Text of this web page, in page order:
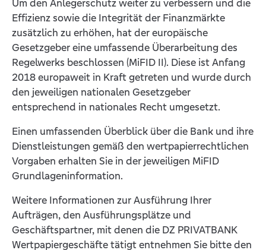
Um den Anlegerschutz weiter zu verbessern und die
Effizienz sowie die Integrität der Finanzmärkte
zusätzlich zu erhöhen, hat der europäische
Gesetzgeber eine umfassende Überarbeitung des
Regelwerks beschlossen (MiFID II). Diese ist Anfang
2018 europaweit in Kraft getreten und wurde durch
den jeweiligen nationalen Gesetzgeber
entsprechend in nationales Recht umgesetzt.
Einen umfassenden Überblick über die Bank und ihre
Dienstleistungen gemäß den wertpapierrechtlichen
Vorgaben erhalten Sie in der jeweiligen MiFID
Grundlageninformation.
Weitere Informationen zur Ausführung Ihrer
Aufträgen, den Ausführungsplätze und
Geschäftspartner, mit denen die DZ PRIVATBANK
Wertpapiergeschäfte tätigt entnehmen Sie bitte den